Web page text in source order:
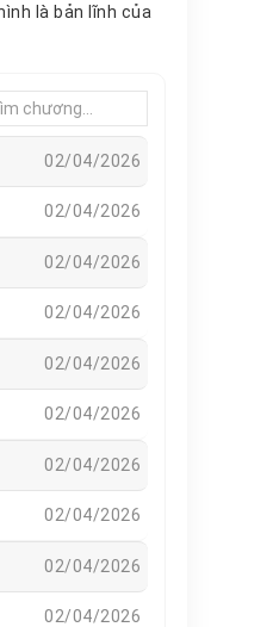
là bản lĩnh của
chị, chị phải giết
mày. Lần
Z có một đội quân
vô cùng ngông
này vô cùng đau
02/04/2026
02/04/2026
02/04/2026
02/04/2026
02/04/2026
02/04/2026
02/04/2026
02/04/2026
02/04/2026
02/04/2026